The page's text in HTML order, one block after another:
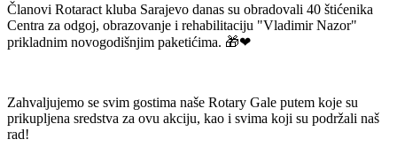
Članovi Rotaract kluba Sarajevo danas su obradovali 40 štićenika
Centra za odgoj, obrazovanje i rehabilitaciju "Vladimir Nazor"
prikladnim novogodišnjim paketićima. 🎁❤
Zahvaljujemo se svim gostima naše Rotary Gale putem koje su
prikupljena sredstva za ovu akciju, kao i svima koji su podržali naš
rad!